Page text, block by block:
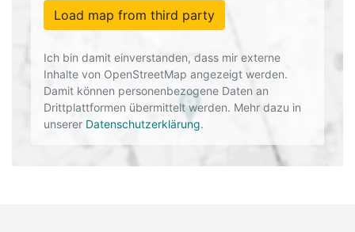
Load map from third party
Ich bin damit einverstanden, dass mir externe
Inhalte von OpenStreetMap angezeigt werden.
Damit können personenbezogene Daten an
Drittplattformen übermittelt werden. Mehr dazu in
unserer Datenschutzerklärung.